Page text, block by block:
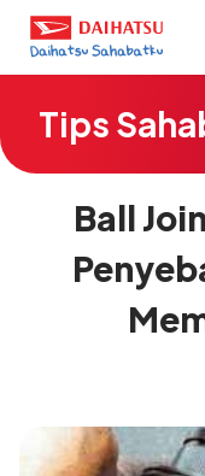
Tips
Ball